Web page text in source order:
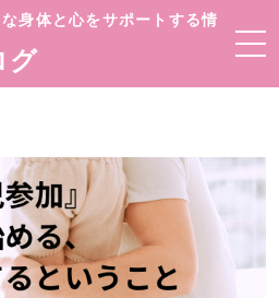
身体と心をサポートする情
グ